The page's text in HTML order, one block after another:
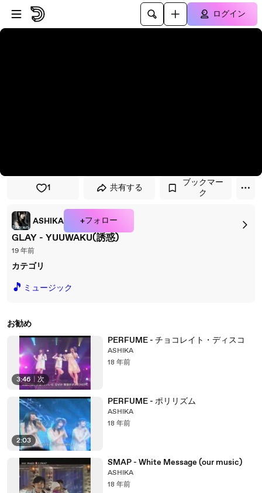
プレイヤーにスキップ
メインコンテンツにスキップ
ログイン
1 共有する
ブックマー
ク
ASHIKA +フォロー
GLAY - YUUWAKU(誘惑)
19 年前
カテゴリ
🎵 ミュージック
お勧め
3:46 次
PERFUME - チョコレイト・ディスコ
ASHIKA
18 年前
2:03
PERFUME - ポリリズム
ASHIKA
18 年前
SMAP - White Message (our music)
ASHIKA
18 年前